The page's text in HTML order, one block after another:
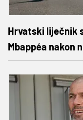
Hrvatski liječnik
Mbappéa nakon